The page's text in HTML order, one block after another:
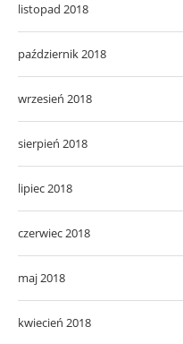
listopad 2018
październik 2018
wrzesień 2018
sierpień 2018
lipiec 2018
czerwiec 2018
maj 2018
kwiecień 2018